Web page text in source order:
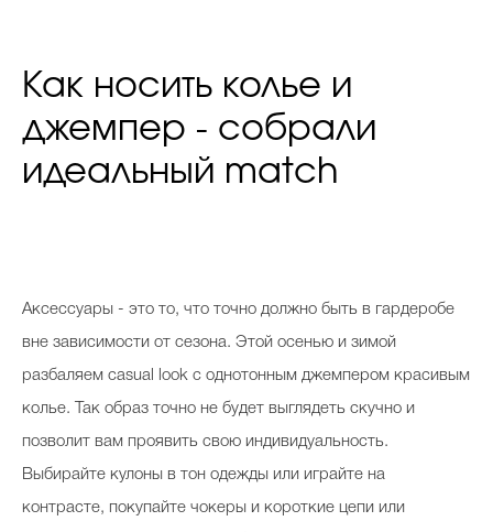
Как носить колье и
джемпер - собрали
идеальный match
Аксессуары - это то, что точно должно быть в гардеробе
вне зависимости от сезона. Этой осенью и зимой
разбаляем casual look с однотонным джемпером красивым
колье. Так образ точно не будет выглядеть скучно и
позволит вам проявить свою индивидуальность.
Выбирайте кулоны в тон одежды или играйте на
контрасте, покупайте чокеры и короткие цепи или